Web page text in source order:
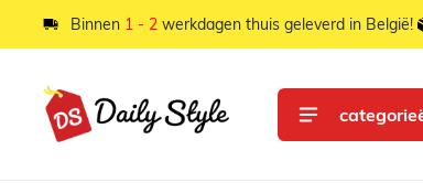
Ga naar de inhoud
Binnen 1 - 2 werkdagen thuis geleverd in België!